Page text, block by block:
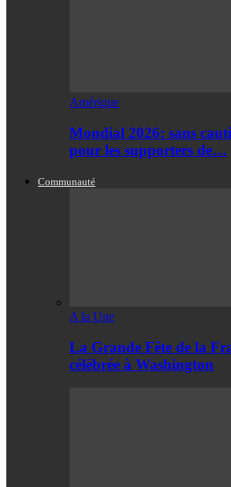
Amérique
Mondial 2026: sans
pour les supporters de…
Communauté
A la Une
La Grande Fête de la
célébrée à Washington